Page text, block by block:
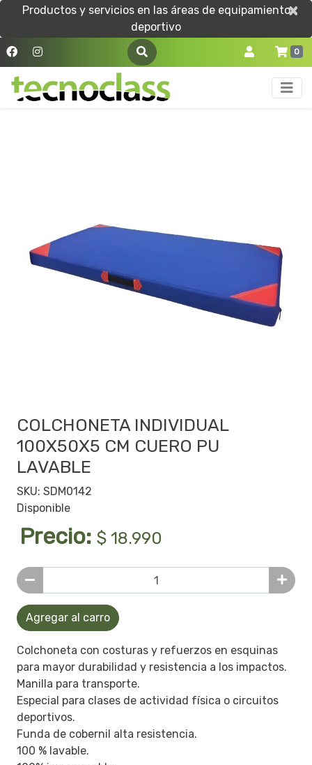
Productos y servicios en las áreas de equipamiento
deportivo
×
×
0
COLCHONETA INDIVIDUAL
100X50X5 CM CUERO PU
LAVABLE
SKU: SDM0142
Disponible
Precio: $ 18.990
Agregar al carro
Colchoneta con costuras y refuerzos en esquinas
para mayor durabilidad y resistencia a los impactos.
Manilla para transporte.
Especial para clases de actividad física o circuitos
deportivos.
Funda de cobernil alta resistencia.
100 % lavable.